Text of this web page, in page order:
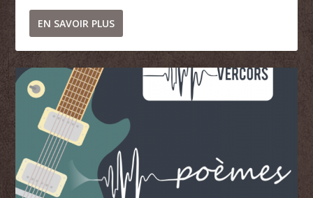
EN SAVOIR PLUS